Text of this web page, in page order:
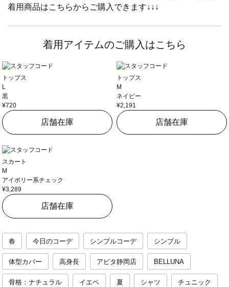
着用商品はこちらからご購入できます↓↓↓
着用アイテムのご購入はこちら
トップス
L
黒
¥720
店舗在庫
トップス
M
ネイビー
¥2,191
店舗在庫
スカート
M
アイボリー系チェック
¥3,289
店舗在庫
春 今日のコーデ シンプルコーデ シンプル
体型カバー 高身長 アピタ静岡店 BELLUNA
骨格：ナチュラル イエベ 夏 シャツ チュニック